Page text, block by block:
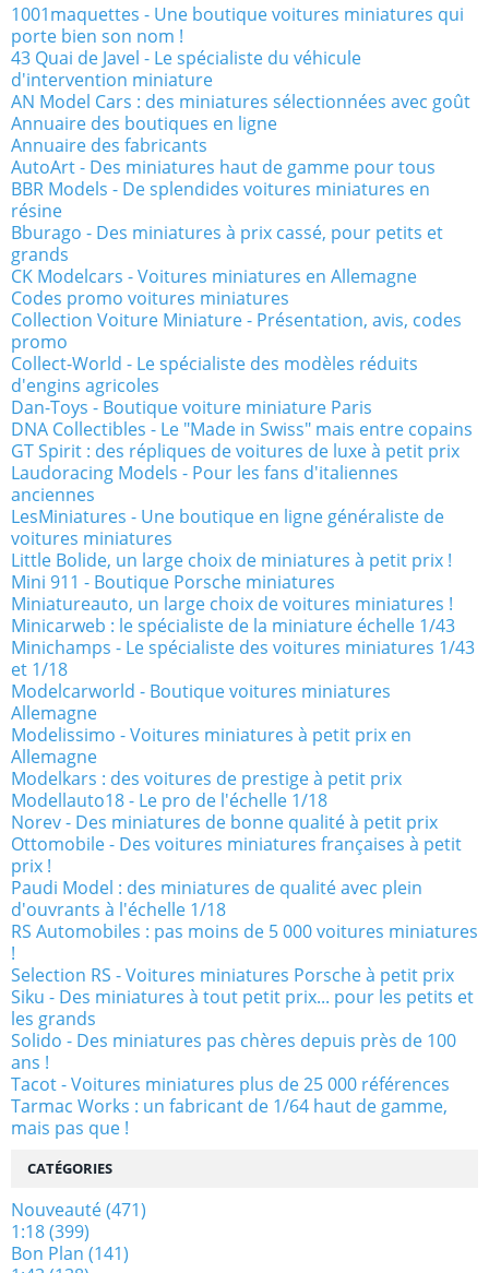
1001maquettes - Une boutique voitures miniatures qui
porte bien son nom !
43 Quai de Javel - Le spécialiste du véhicule
d'intervention miniature
AN Model Cars : des miniatures sélectionnées avec goût
Annuaire des boutiques en ligne
Annuaire des fabricants
AutoArt - Des miniatures haut de gamme pour tous
BBR Models - De splendides voitures miniatures en
résine
Bburago - Des miniatures à prix cassé, pour petits et
grands
CK Modelcars - Voitures miniatures en Allemagne
Codes promo voitures miniatures
Collection Voiture Miniature - Présentation, avis, codes
promo
Collect-World - Le spécialiste des modèles réduits
d'engins agricoles
Dan-Toys - Boutique voiture miniature Paris
DNA Collectibles - Le "Made in Swiss" mais entre copains
GT Spirit : des répliques de voitures de luxe à petit prix
Laudoracing Models - Pour les fans d'italiennes
anciennes
LesMiniatures - Une boutique en ligne généraliste de
voitures miniatures
Little Bolide, un large choix de miniatures à petit prix !
Mini 911 - Boutique Porsche miniatures
Miniatureauto, un large choix de voitures miniatures !
Minicarweb : le spécialiste de la miniature échelle 1/43
Minichamps - Le spécialiste des voitures miniatures 1/43
et 1/18
Modelcarworld - Boutique voitures miniatures
Allemagne
Modelissimo - Voitures miniatures à petit prix en
Allemagne
Modelkars : des voitures de prestige à petit prix
Modellauto18 - Le pro de l'échelle 1/18
Norev - Des miniatures de bonne qualité à petit prix
Ottomobile - Des voitures miniatures françaises à petit
prix !
Paudi Model : des miniatures de qualité avec plein
d'ouvrants à l'échelle 1/18
RS Automobiles : pas moins de 5 000 voitures miniatures
!
Selection RS - Voitures miniatures Porsche à petit prix
Siku - Des miniatures à tout petit prix... pour les petits et
les grands
Solido - Des miniatures pas chères depuis près de 100
ans !
Tacot - Voitures miniatures plus de 25 000 références
Tarmac Works : un fabricant de 1/64 haut de gamme,
mais pas que !
CATÉGORIES
Nouveauté(471)
1:18(399)
Bon Plan (141)